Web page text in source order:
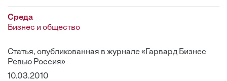
Среда
Бизнес и общество
Статья, опубликованная в журнале «Гарвард Бизнес
Ревью Россия»
10.03.2010